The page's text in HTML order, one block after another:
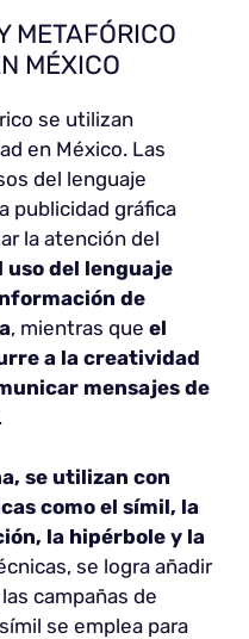
METAFÓRICO
MÉXICO
se utilizan
en México. Las
del lenguaje
publicidad gráfica
la atención del
uso del lenguaje
de
, mientras que el
a la creatividad
mensajes de
.
se utilizan con
comoel símil, la
la hipérbole y la
se logra añadir
campañas de
se emplea para